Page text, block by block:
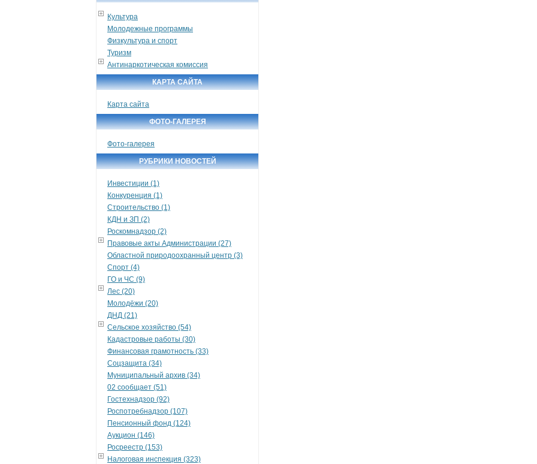
Культура
Молодежные программы
Физкультура и спорт
Туризм
Антинаркотическая комиссия
КАРТА САЙТА
Карта сайта
ФОТО-ГАЛЕРЕЯ
Фото-галерея
РУБРИКИ НОВОСТЕЙ
Инвестиции (1)
Конкуренция (1)
Строительство (1)
КДН и ЗП (2)
Роскомнадзор (2)
Правовые акты Администрации (27)
Областной природоохранный центр (3)
Спорт (4)
ГО и ЧС (9)
Лес (20)
Молодёжи (20)
ДНД (21)
Сельское хозяйство (54)
Кадастровые работы (30)
Финансовая грамотность (33)
Соцзащита (34)
Муниципальный архив (34)
02 сообщает (51)
Гостехнадзор (92)
Роспотребнадзор (107)
Пенсионный фонд (124)
Аукцион (146)
Росреестр (153)
Налоговая инспекция (323)